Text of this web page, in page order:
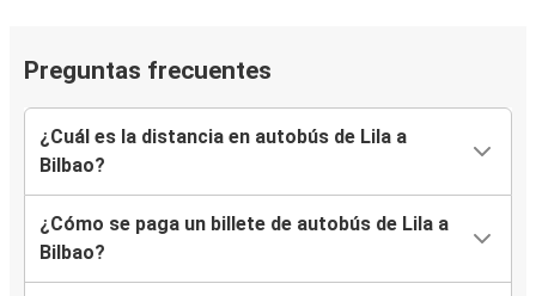
Preguntas frecuentes
¿Cuál es la distancia en autobús de Lila a
Bilbao?
¿Cómo se paga un billete de autobús de Lila a
Bilbao?